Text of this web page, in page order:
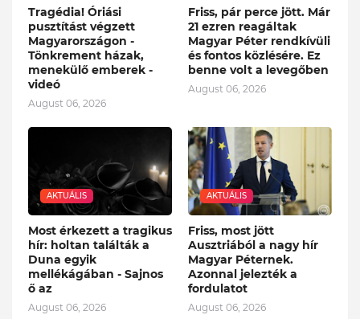
Tragédia! Óriási
pusztítást végzett
Magyarországon -
Tönkrement házak,
menekülő emberek -
videó
August 06, 2026
Friss, pár perce jött. Már
21 ezren reagáltak
Magyar Péter rendkívüli
és fontos közlésére. Ez
benne volt a levegőben
August 06, 2026
AKTUÁLIS
Most érkezett a tragikus
hír: holtan találták a
Duna egyik
mellékágában - Sajnos
ő az
August 06, 2026
AKTUÁLIS
Friss, most jött
Ausztriából a nagy hír
Magyar Péternek.
Azonnal jelezték a
fordulatot
August 06, 2026